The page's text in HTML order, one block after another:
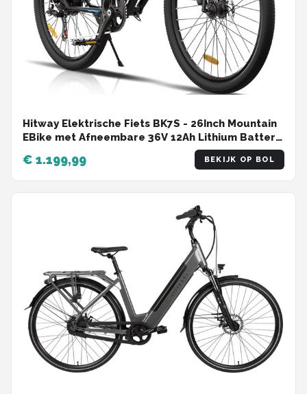
Hitway Elektrische Fiets BK7S - 26Inch Mountain
EBike met Afneembare 36V 12Ah Lithium Batterij
- City Commuter E-Bike met 250W Motor - 7
Versnellingen - IP54 Waterdicht
€ 1.199,99 BEKIJK OP BOL